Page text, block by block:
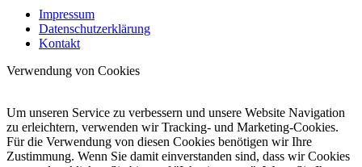
Impressum
Datenschutzerklärung
Kontakt
Verwendung von Cookies
Um unseren Service zu verbessern und unsere Website Navigation
zu erleichtern, verwenden wir Tracking- und Marketing-Cookies.
Für die Verwendung von diesen Cookies benötigen wir Ihre
Zustimmung. Wenn Sie damit einverstanden sind, dass wir Cookies